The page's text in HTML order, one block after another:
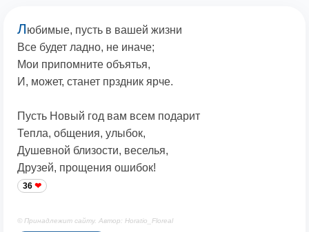
Любимые, пусть в вашей жизни
Все будет ладно, не иначе;
Мои припомните объятья,
И, может, станет прздник ярче.
Пусть Новый год вам всем подарит
Тепла, общения, улыбок,
Душевной близости, веселья,
Друзей, прощения ошибок!
36
© Принадлежит сайту. Автор: Horatio_Floreal